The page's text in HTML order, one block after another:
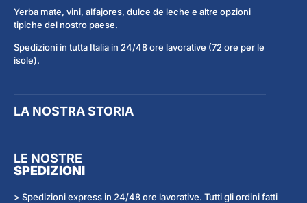
Yerba mate, vini, alfajores, dulce de leche e altre opzioni
tipiche del nostro paese.
Spedizioni in tutta Italia in 24/48 ore lavorative (72 ore per le
isole).
LA NOSTRA STORIA
LE NOSTRE
SPEDIZIONI
> Spedizioni express in 24/48 ore lavorative. Tutti gli ordini fatti